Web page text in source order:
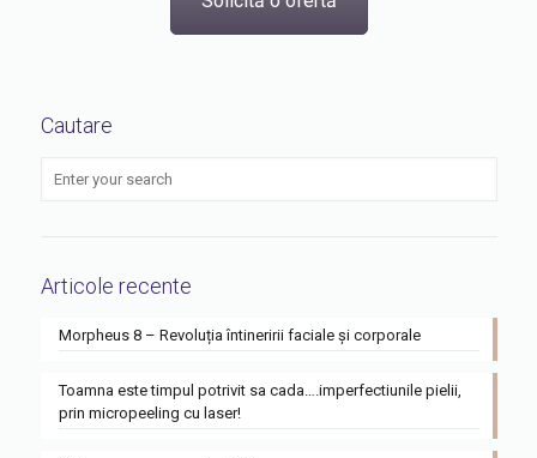
Cautare
Articole recente
Morpheus 8 – Revoluția întineririi faciale și corporale
Toamna este timpul potrivit sa cada….imperfectiunile pielii,
prin micropeeling cu laser!